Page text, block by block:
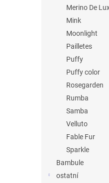
Merino De
Mink
Moonlight
Pailletes
Puffy
Puffy color
Rosegarden
Rumba
Samba
Velluto
Fable Fur
Sparkle
Bambule
ostatní